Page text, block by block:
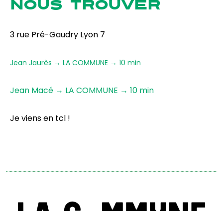
NOUS TROUVER
3 rue Pré-Gaudry Lyon 7
Jean Jaurès → LA COMMUNE → 10 min
Jean Macé → LA COMMUNE → 10 min
Je viens en tcl !